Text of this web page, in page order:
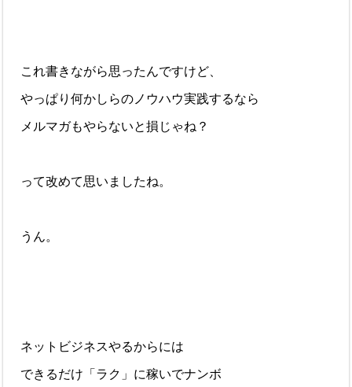
これ書きながら思ったんですけど、
やっぱり何かしらのノウハウ実践するなら
メルマガもやらないと損じゃね？
って改めて思いましたね。
うん。
ネットビジネスやるからには
できるだけ「ラク」に稼いでナンボ